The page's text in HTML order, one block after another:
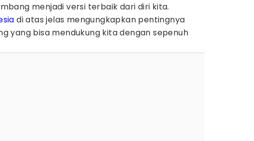
menjadi versi terbaik dari diri kita.
di atas jelas mengungkapkan pentingnya
yang bisa mendukung kita dengan sepenuh